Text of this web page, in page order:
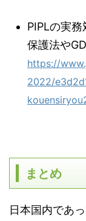
PIPLの実
保護法や
https://
2022/
まとめ
日本国内であ